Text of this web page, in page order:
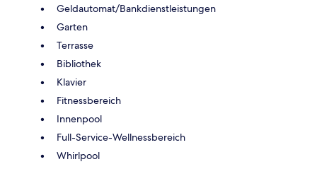
Geldautomat/Bankdienstleistungen
Garten
Terrasse
Bibliothek
Klavier
Fitnessbereich
Innenpool
Full-Service-Wellnessbereich
Whirlpool